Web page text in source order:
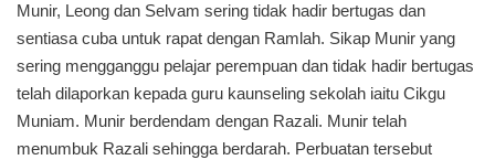
Munir, Leong dan Selvam sering tidak hadir bertugas dan
sentiasa cuba untuk rapat dengan Ramlah. Sikap Munir yang
sering mengganggu pelajar perempuan dan tidak hadir bertugas
telah dilaporkan kepada guru kaunseling sekolah iaitu Cikgu
Muniam. Munir berdendam dengan Razali. Munir telah
menumbuk Razali sehingga berdarah. Perbuatan tersebut